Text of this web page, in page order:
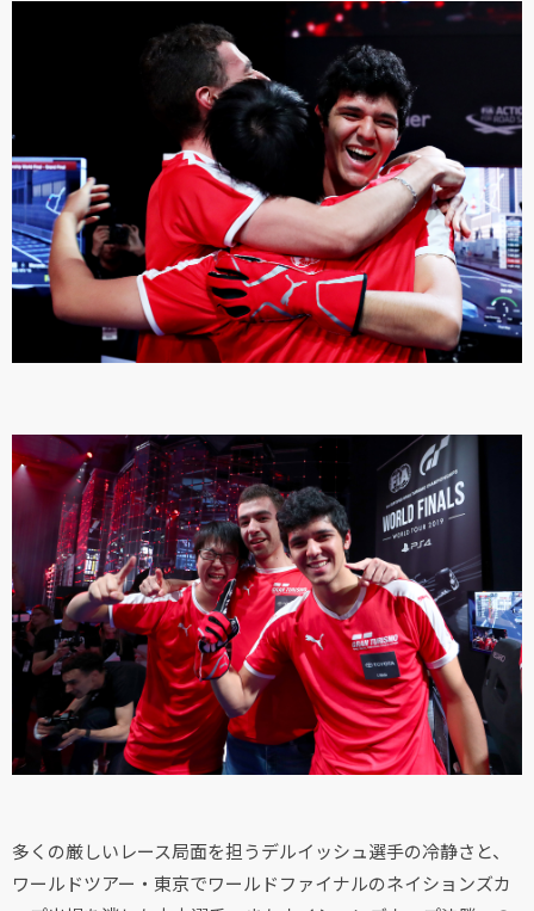
多くの厳しいレース局面を担うデルイッシュ選手の冷静さと、
ワールドツアー・東京でワールドファイナルのネイションズカ